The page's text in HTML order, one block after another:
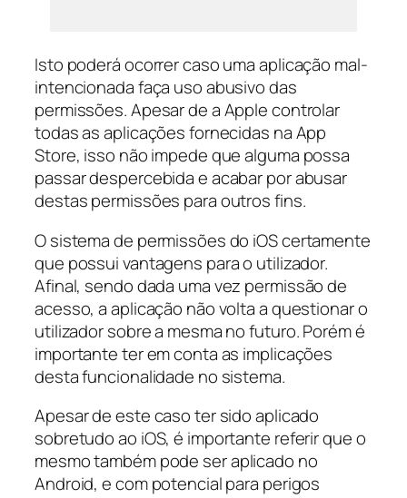
Isto poderá ocorrer caso uma aplicação mal-
intencionada faça uso abusivo das
permissões. Apesar de a Apple controlar
todas as aplicações fornecidas na App
Store, isso não impede que alguma possa
passar despercebida e acabar por abusar
destas permissões para outros fins.
O sistema de permissões do iOS certamente
que possui vantagens para o utilizador.
Afinal, sendo dada uma vez permissão de
acesso, a aplicação não volta a questionar o
utilizador sobre a mesma no futuro. Porém é
importante ter em conta as implicações
desta funcionalidade no sistema.
Apesar de este caso ter sido aplicado
sobretudo ao iOS, é importante referir que o
mesmo também pode ser aplicado no
Android, e com potencial para perigos